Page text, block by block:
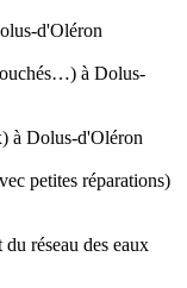
d'Oléron
à Dolus-
à Dolus-d'Oléron
petites réparations)
réseau des eaux